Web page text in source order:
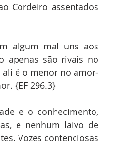
Cordeiro assentados
algum mal uns aos
apenas são rivais no
é o menor no amor-
{EF 296.3}
e o conhecimento,
e nenhum laivo de
Vozes contenciosas